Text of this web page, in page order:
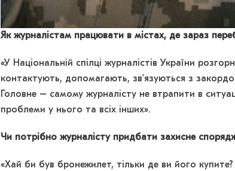
Як журналістам працювати в містах, де зараз
«У Національній спілці журналістів України
контактують, допомагають, зв’язуються з
Головне – самому журналісту не втрапити в
проблеми у нього та всіх інших».
Чи потрібно журналісту придбати захисне
«Хай би був бронежилет, тільки де ви його